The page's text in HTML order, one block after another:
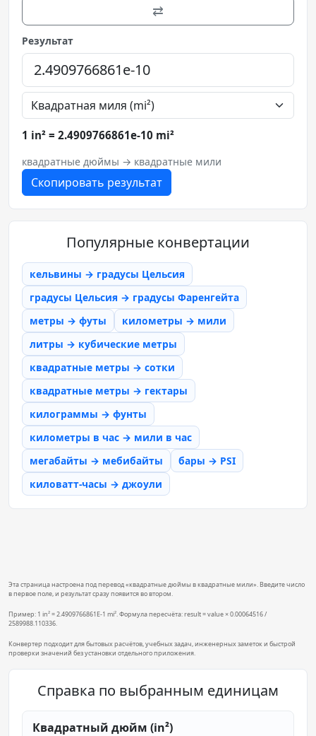
⇄
Результат
1 in² = 2.4909766861e-10 mi²
квадратные дюймы → квадратные мили
Скопировать результат
Популярные конвертации
кельвины → градусы Цельсия
градусы Цельсия → градусы Фаренгейта
метры → футы
километры → мили
литры → кубические метры
квадратные метры → сотки
квадратные метры → гектары
килограммы → фунты
километры в час → мили в час
мегабайты → мебибайты
бары → PSI
киловатт-часы → джоули
Эта страница настроена под перевод «квадратные дюймы в квадратные мили». Введите число
в первое поле, и результат сразу появится во втором.
Пример: 1 in² = 2.4909766861E-1 mi². Формула пересчёта: result = value × 0.00064516 /
2589988.110336.
Конвертер подходит для бытовых расчётов, учебных задач, инженерных заметок и быстрой
проверки значений без установки отдельного приложения.
Справка по выбранным единицам
Квадратный дюйм (in²)